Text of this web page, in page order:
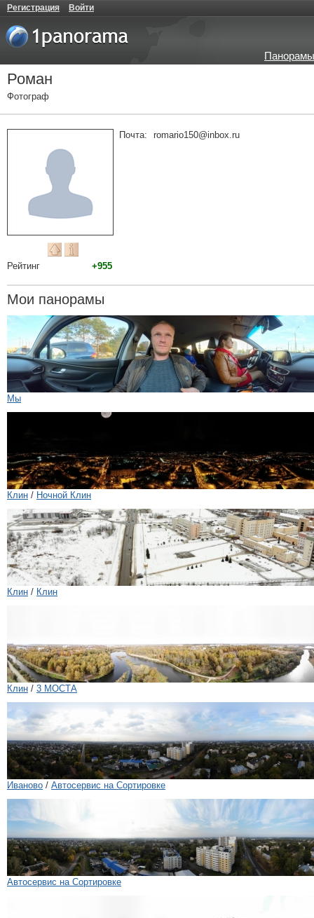
Регистрация Войти
Роман
Фотограф
Рейтинг +955
Почта: romario150@inbox.ru
Мои панорамы
Мы
Клин / Ночной Клин
Клин / Клин
Клин / 3 МОСТА
Иваново / Автосервис на Сортировке
Автосервис на Сортировке